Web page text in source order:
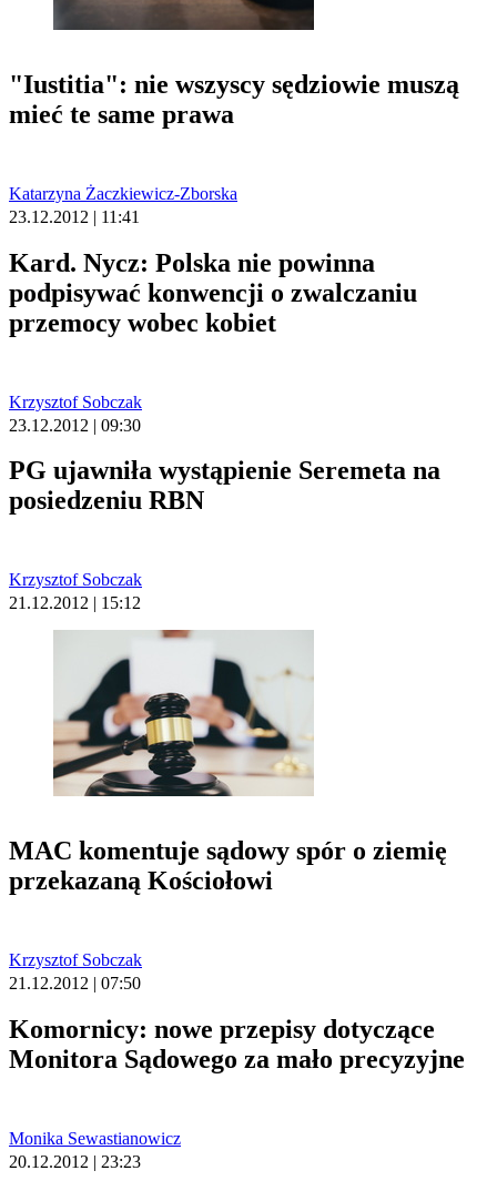
"Iustitia": nie wszyscy sędziowie muszą
mieć te same prawa
Katarzyna Żaczkiewicz-Zborska
23.12.2012 | 11:41
Kard. Nycz: Polska nie powinna
podpisywać konwencji o zwalczaniu
przemocy wobec kobiet
Krzysztof Sobczak
23.12.2012 | 09:30
PG ujawniła wystąpienie Seremeta na
posiedzeniu RBN
Krzysztof Sobczak
21.12.2012 | 15:12
MAC komentuje sądowy spór o ziemię
przekazaną Kościołowi
Krzysztof Sobczak
21.12.2012 | 07:50
Komornicy: nowe przepisy dotyczące
Monitora Sądowego za mało precyzyjne
Monika Sewastianowicz
20.12.2012 | 23:23